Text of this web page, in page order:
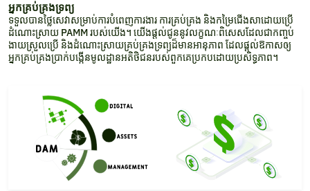
អ្នកគ្រប់គ្រងទ្រព្យ
ទទួលបានថ្លៃសេវាសម្រាប់ការបំពេញការងារ ការគ្រប់គ្រង និងកម្រៃជើងសាដោយប្រើ
ដំណោះស្រាយ PAMM របស់យើង។ យើងផ្តល់ជូននូវលក្ខណៈពិសេសដែលជាកញ្ចប់
ងាយស្រួលប្រើ និងដំណោះស្រាយគ្រប់គ្រងទ្រព្យដ៏មានអានុភាព ដែលផ្ដល់ឱកាសឲ្យ
អ្នកគ្រប់គ្រងប្រាក់បង្កើនមូលដ្ឋានអតិថិជនរបស់ពួកគេប្រកបដោយប្រសិទ្ធភាព។